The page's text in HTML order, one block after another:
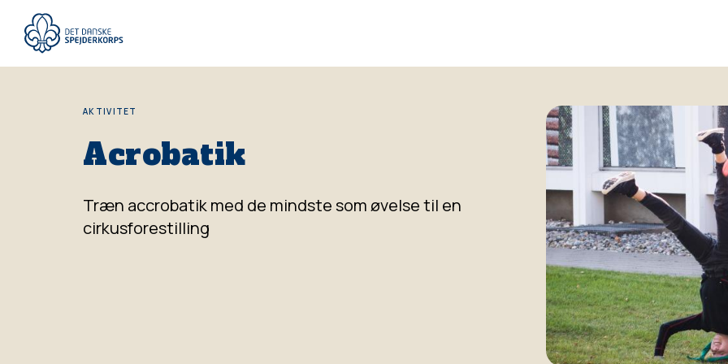
hovedindhold
AKTIVITET
Acrobatik
Træn accrobatik med de mindste som øvelse til en
cirkusforestilling